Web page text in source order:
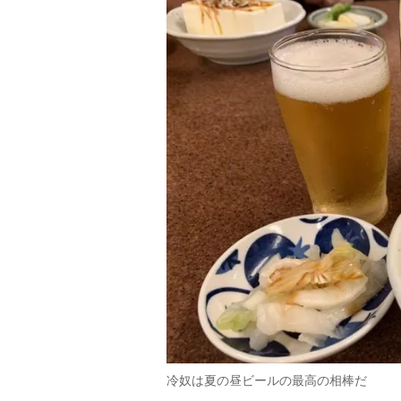
冷奴は夏の昼ビールの最高の相棒だ